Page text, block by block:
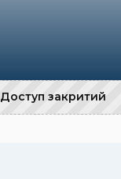
Доступ закритий